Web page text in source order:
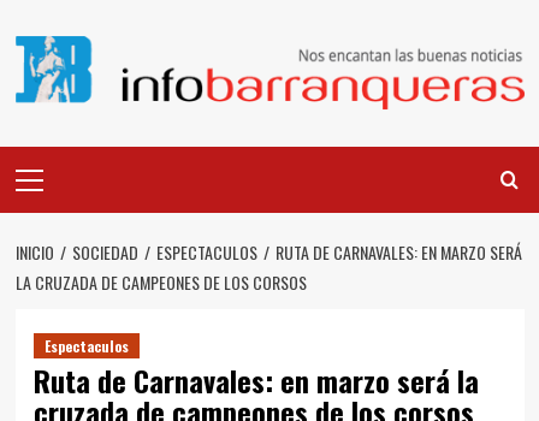
contenido
principal
INICIO SOCIEDAD ESPECTACULOS
RUTA DE CARNAVALES: EN MARZO SERÁ
LA CRUZADA DE CAMPEONES DE LOS CORSOS
Espectaculos
Ruta de Carnavales: en marzo será la
cruzada de campeones de los corsos